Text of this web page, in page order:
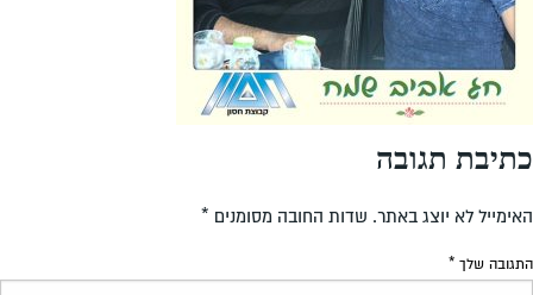
כתיבת תגובה
האימייל לא יוצג באתר. שדות החובה מסומנים *
התגובה שלך *